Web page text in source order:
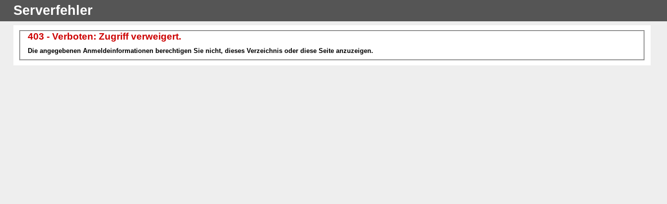
Serverfehler
403 - Verboten: Zugriff verweigert.
Die angegebenen Anmeldeinformationen berechtigen Sie nicht, dieses Verzeichnis oder diese Seite anzuzeigen.